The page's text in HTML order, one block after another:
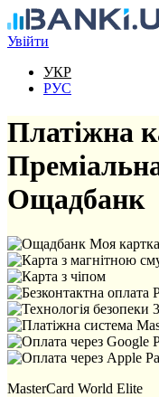
Перейти до основного
Увійти
УКР
РУС
Платіжна
Ощадбанк
MasterCard World Elite